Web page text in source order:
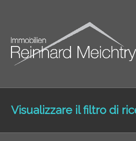
Visualizzare il filtro di